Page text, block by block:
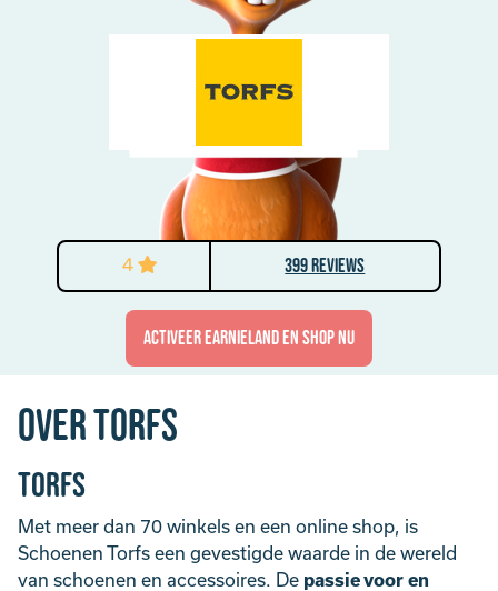
4 399 Reviews
activeer Earnieland en shop nu
Over Torfs
Torfs
Met meer dan 70 winkels en een online shop, is
Schoenen Torfs een gevestigde waarde in de wereld
van schoenen en accessoires. De passie voor en